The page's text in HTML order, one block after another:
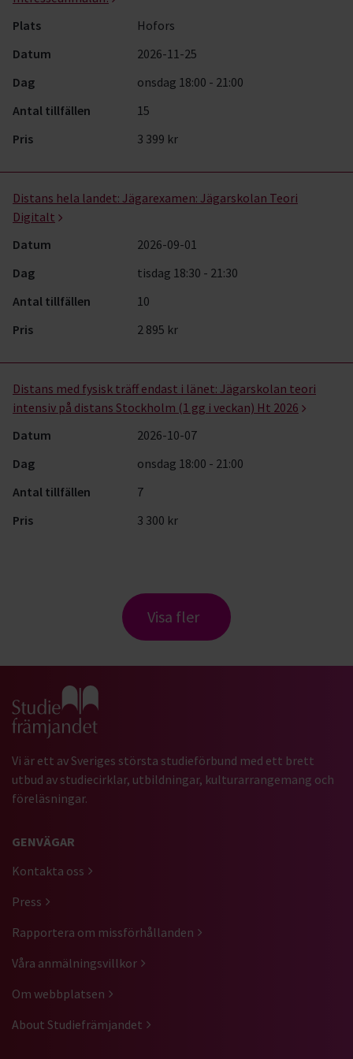
Plats
Hofors
Datum
2026-11-25
Dag
onsdag 18:00 - 21:00
Antal tillfällen
15
Pris
3 399 kr
Distans hela landet: Jägarexamen: Jägarskolan Teori
Digitalt
Datum
2026-09-01
Dag
tisdag 18:30 - 21:30
Antal tillfällen
10
Pris
2 895 kr
Distans med fysisk träff endast i länet: Jägarskolan teori
intensiv på distans Stockholm (1 gg i veckan) Ht 2026
Datum
2026-10-07
Dag
onsdag 18:00 - 21:00
Antal tillfällen
7
Pris
3 300 kr
Visa fler
Gå till studiefrämjandets startsida
Vi är ett av Sveriges största studieförbund med ett brett
utbud av studiecirklar, utbildningar, kulturarrangemang och
föreläsningar.
GENVÄGAR
Kontakta oss
Press
Rapportera om missförhållanden
Våra anmälningsvillkor
Om webbplatsen
About Studiefrämjandet